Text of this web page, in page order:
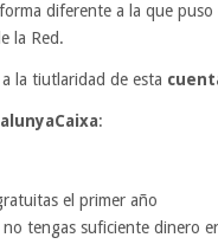
diferente a la que
la Red.
la tiutlaridad de esta
:
el primer año
tengas suficiente dinero